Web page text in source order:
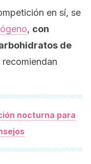
en sí, se
, con
de
recomiendan
nocturna para